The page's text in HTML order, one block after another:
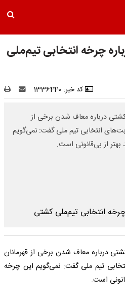
چرخه انتخابی تیم‌ملی
کد خبر: 1336440
درباره معاف شدن برخی از
انتخابی تیم ملی گفت: نمی‌گویم
بهتر از بی‌قانونی است.
درباره معاف شدن برخی از قهرمانان
تیم ملی گفت: نمی‌گویم این چرخه
است.